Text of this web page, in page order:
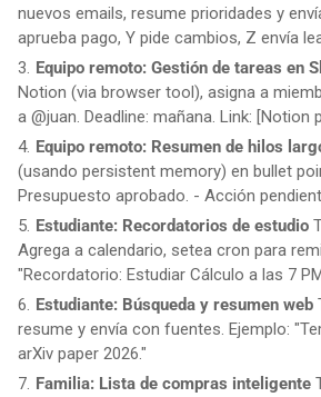
nuevos emails, resume prioridades y
aprueba pago, Y pide cambios, Z envía
Equipo remoto: Gestión de tareas en
Notion (via browser tool), asigna a
a @juan. Deadline: mañana. Link: [Notion
Equipo remoto: Resumen de hilos
(usando persistent memory) en bullet
Presupuesto aprobado. - Acción
Estudiante: Recordatorios de estudio
Agrega a calendario, setea cron para
"Recordatorio: Estudiar Cálculo a las 7
Estudiante: Búsqueda y resumen web
resume y envía con fuentes. Ejemplo:
arXiv paper 2026."
Familia: Lista de compras inteligente